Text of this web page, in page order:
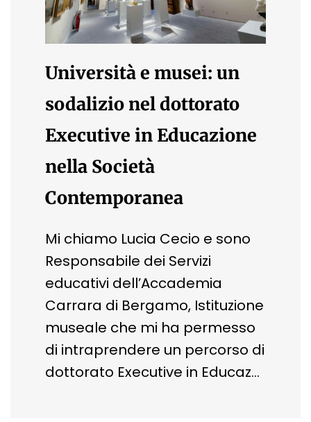
Università e musei: un
sodalizio nel dottorato
Executive in Educazione
nella Società
Contemporanea
Mi chiamo Lucia Cecio e sono
Responsabile dei Servizi
educativi dell’Accademia
Carrara di Bergamo, Istituzione
museale che mi ha permesso
di intraprendere un percorso di
dottorato Executive in Educaz…